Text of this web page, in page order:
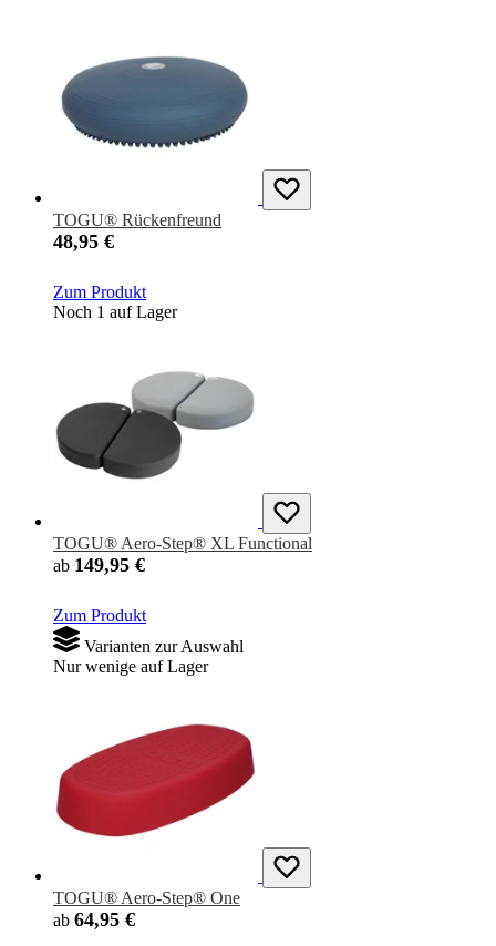
TOGU® Rückenfreund
48,95 €
Zum Produkt
Noch 1 auf Lager
TOGU® Aero-Step® XL Functional
ab 149,95 €
Zum Produkt
Varianten zur Auswahl
Nur wenige auf Lager
TOGU® Aero-Step® One
ab 64,95 €